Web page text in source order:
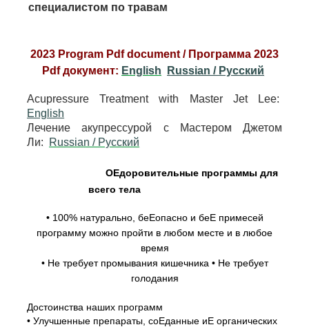
специалистом по травам
2023 Program Pdf document / Программа 2023
Pdf документ: English Russian / Pусский
Acupressure Treatment with Master Jet Lee:
English
Лечение акупрессурой с Мастером Джетом
Ли:
Russian / Pусский
ОЕдоровительные программы для
всего тела
• 100% натурально, беЕопасно и беЕ примесей
программу можно пройти в любом месте и в любое
время
• Не требует промывания кишечника • Не требует
голодания
Достоинства наших программ
• Улучшенные препараты, соЕданные иЕ органических